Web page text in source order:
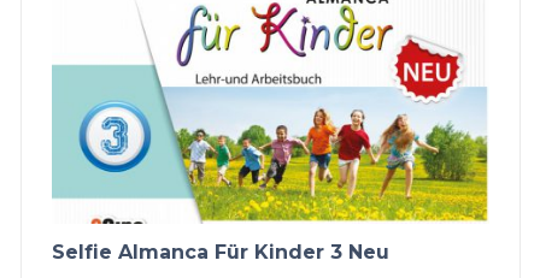
Selfie Almanca Für Kinder 3 Neu